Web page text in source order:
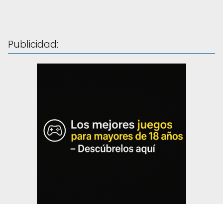
Publicidad: